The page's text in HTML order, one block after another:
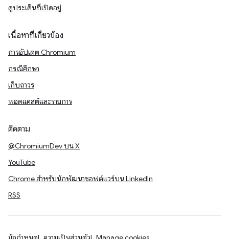
ดูประเด็นที่เปิดอยู่
เนื้อหาที่เกี่ยวข้อง
การอัปเดต Chromium
กรณีศึกษา
เก็บถาวร
พอดแคสต์และรายการ
ติดตาม
@ChromiumDev บน X
YouTube
Chrome สำหรับนักพัฒนาซอฟต์แวร์บน LinkedIn
RSS